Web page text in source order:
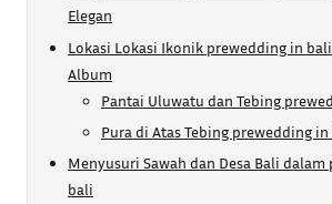
Elegan
Lokasi Lokasi Ikonik prewedding in
Album
Pantai Uluwatu dan Tebing
Pura di Atas Tebing prewedding
Menyusuri Sawah dan Desa Bali
bali